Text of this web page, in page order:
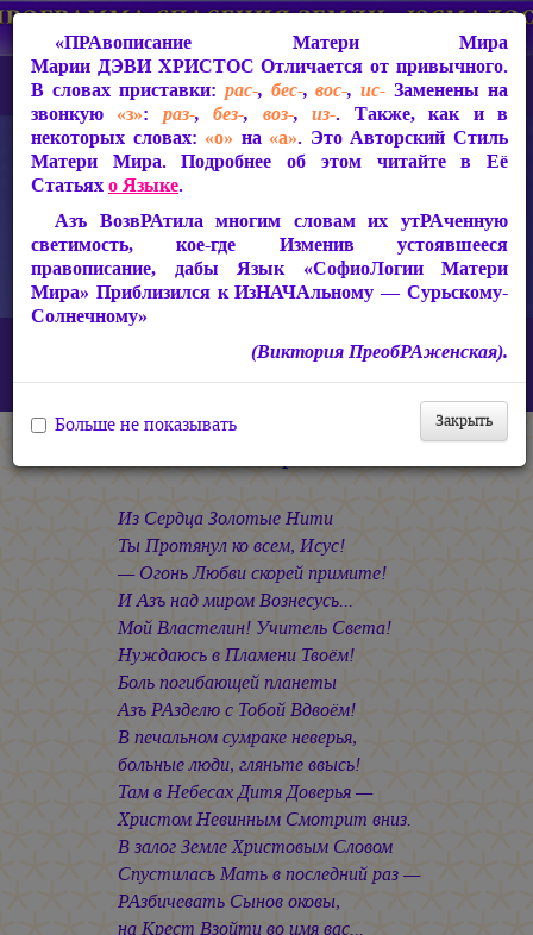
СакРАльная Поэзия Матери Мира
Азъ Есмь ЛЮБОВЬ! (1990-1993)
Азъ Есмь ЛЮБОВЬ!
Огонь Христа
Из Сердца Золотые Нити
Ты Протянул ко всем, Исус!
— Огонь Любви скорей примите!
И Азъ над миром Вознесусь...
Мой Властелин! Учитель Света!
Нуждаюсь в Пламени Твоём!
Боль погибающей планеты
Азъ РАзделю с Тобой Вдвоём!
В печальном сумраке неверья,
больные люди, гляньте ввысь!
Там в Небесах Дитя Доверья —
Христом Невинным Смотрит вниз.
В залог Земле Христовым Словом
Спустилась Мать в последний раз —
РАзбичевать Сынов оковы,
на Крест Взойти во имя вас...
«ПРАвописание Матери Мира
Марии ДЭВИ ХРИСТОС Отличается от привычного.
В словах приставки: рас-, бес-,вос-,ис- Заменены на
звонкую «з»: раз-,без-, воз-,из-. Также, как и в
некоторых словах: «о» на «а». Это Авторский Стиль
Матери Мира. Подробнее об этом читайте в Её
Статьяхо Языке.
Азъ ВозвРАтила многим словам их утРАченную
светимость, кое-где Изменив устоявшееся
правописание, дабы Язык «СофиоЛогии Матери
Мира» Приблизился к ИзНАЧАльному — Сурьскому-
Солнечному»
(Виктория ПреобРАженская).
Закрыть
Больше не показывать